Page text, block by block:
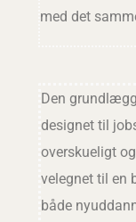
med det
Den
designet til
overskueligt
velegnet til en
både